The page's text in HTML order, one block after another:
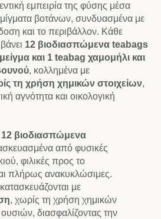
εμπειρία της φύσης μέσα
βοτάνων, συνδυασμένα με
και το περιβάλλον. Κάθε
12 βιοδιασπώμενα teabags
και 1 teabag χαμομήλι και
, κολλημένα με
τη χρήση χημικών στοιχείων,
αγνότητα και οικολογική
12 βιοδιασπώμενα
από φυσικές
φιλικές προς το
πλήρως ανακυκλώσιμες.
με
, χωρίς τη χρήση χημικών
διασφαλίζοντας την